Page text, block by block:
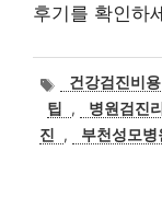
후기를 확인하
태
그
건강검진비용
팁
, 병원검진
진
, 부천성모병